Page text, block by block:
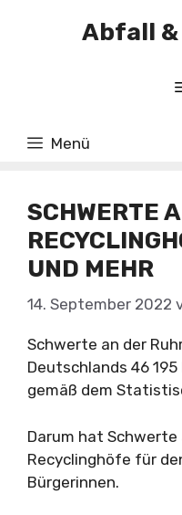
Abfall
Menü
SCHWERTE
UND MEHR
14. September 2022
Schwerte an der
Deutschlands 46
gemäß dem
Darum hat Schwerte
Recyclinghöfe für
Bürgerinnen.